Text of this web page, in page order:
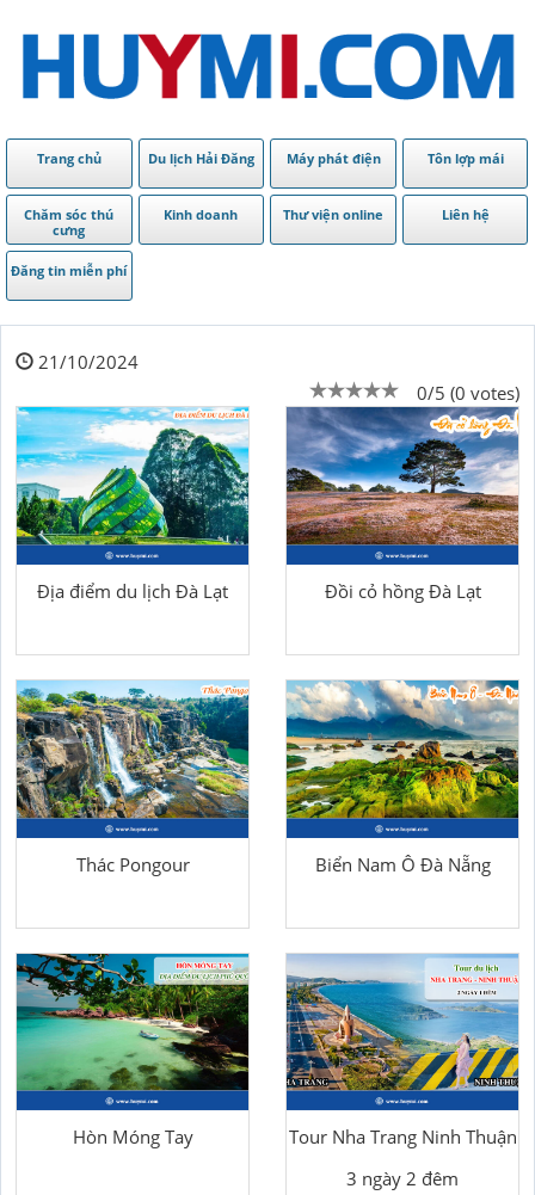
Trang chủ Du lịch Hải Đăng Máy phát điện Tôn lợp mái
Chăm sóc thú
cưng
Kinh doanh Thư viện online Liên hệ
Đăng tin miễn phí
21/10/2024
0/5 (0 votes)
Địa điểm du lịch Đà Lạt Đồi cỏ hồng Đà Lạt
Thác Pongour Biển Nam Ô Đà Nẵng
Hòn Móng Tay
Tour Nha Trang Ninh Thuận
3 ngày 2 đêm